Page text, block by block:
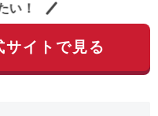
い！
サイトで見る